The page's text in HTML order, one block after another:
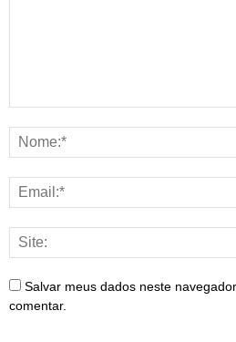
Salvar meus dados neste
comentar.